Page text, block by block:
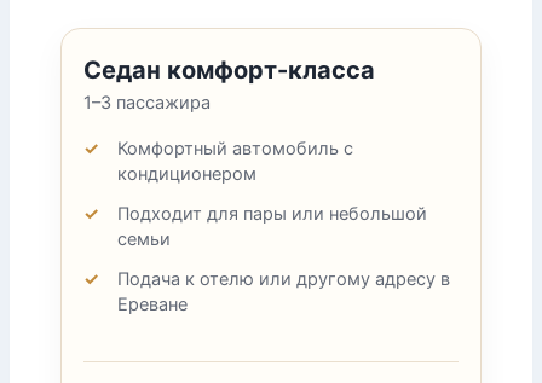
Седан комфорт-класса
1–3 пассажира
Комфортный автомобиль с
кондиционером
Подходит для пары или небольшой
семьи
Подача к отелю или другому адресу в
Ереване